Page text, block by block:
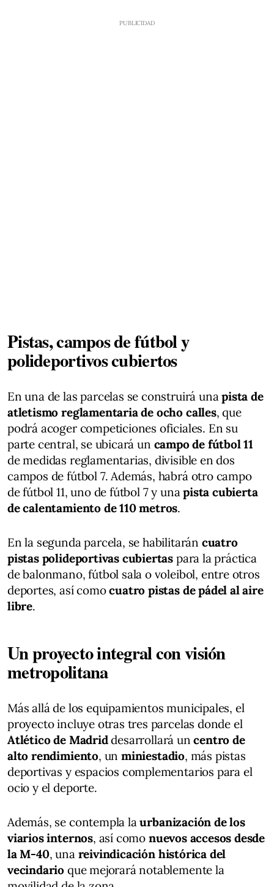
Pistas, campos de fútbol y
polideportivos cubiertos
En una de las parcelas se construirá unapista de
atletismo reglamentaria de ocho calles, que
podrá acoger competiciones oficiales. En su
parte central, se ubicará un campo de fútbol 11
de medidas reglamentarias, divisible en dos
campos de fútbol 7. Además, habrá otro campo
de fútbol 11, uno de fútbol 7 y unapista cubierta
de calentamiento de 110 metros.
En la segunda parcela, se habilitarán cuatro
pistas polideportivas cubiertas para la práctica
de balonmano, fútbol sala o voleibol, entre otros
deportes, así comocuatro pistas de pádel al aire
libre.
Un proyecto integral con visión
metropolitana
Más allá de los equipamientos municipales, el
proyecto incluye otras tres parcelas donde el
Atlético de Madriddesarrollará uncentro de
alto rendimiento, unminiestadio, más pistas
deportivas y espacios complementarios para el
ocio y el deporte.
Además, se contempla laurbanización de los
viarios internos, así como nuevos accesos desde
la M-40, una reivindicación histórica del
vecindario que mejorará notablemente la